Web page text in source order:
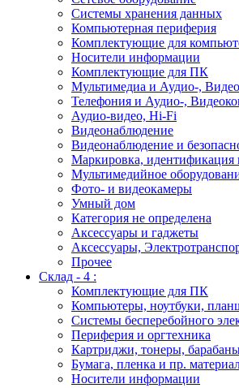
Системы хранения данных
Компьютерная периферия
Комплектующие для
Носители информации
Комплектующие для ПК
Мультимедиа и Аудио-,
Телефония и Аудио-,
Аудио-видео, Hi-Fi
Видеонаблюдение
Видеонаблюдение и
Маркировка, идентификация
Мультимедийное
Фото- и видеокамеры
Умный дом
Категория не определена
Аксессуары и гаджеты
Аксессуары,
Прочее
Склад - 4 :
Комплектующие для ПК
Компьютеры, ноутбуки,
Системы бесперебойного
Периферия и оргтехника
Картриджи, тонеры,
Бумага, пленка и пр.
Носители информации